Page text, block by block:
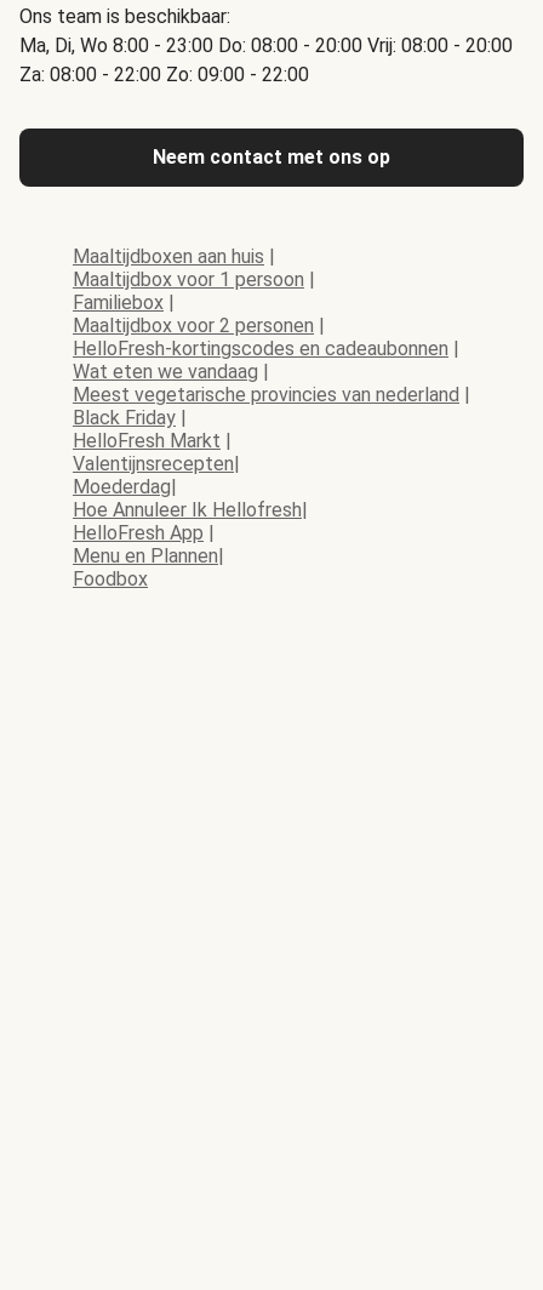
Ons team is beschikbaar:
Ma, Di, Wo 8:00 - 23:00 Do: 08:00 - 20:00 Vrij: 08:00 - 20:00
Za: 08:00 - 22:00 Zo: 09:00 - 22:00
Neem contact met ons op
Maaltijdboxen aan huis |
Maaltijdbox voor 1 persoon |
Familiebox |
Maaltijdbox voor 2 personen |
HelloFresh-kortingscodes en cadeaubonnen |
Wat eten we vandaag |
Meest vegetarische provincies van nederland |
Black Friday |
HelloFresh Markt |
Valentijnsrecepten|
Moederdag|
Hoe Annuleer Ik Hellofresh|
HelloFresh App |
Menu en Plannen|
Foodbox